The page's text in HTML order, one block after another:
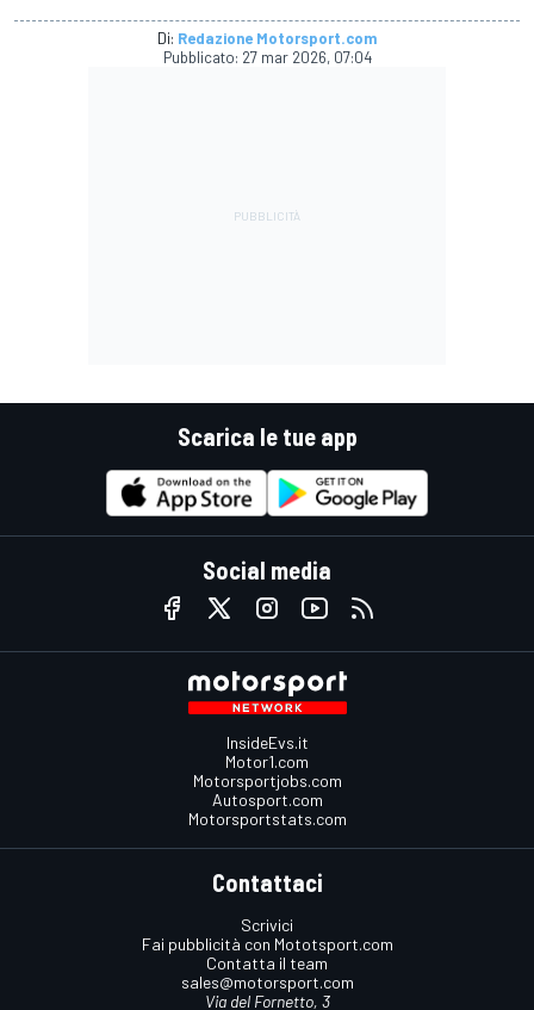
Di: Redazione Motorsport.com
Pubblicato: 27 mar 2026, 07:04
Scarica le tue app
Social media
InsideEvs.it
Motor1.com
Motorsportjobs.com
Autosport.com
Motorsportstats.com
Contattaci
Scrivici
Fai pubblicità con Mototsport.com
Contatta il team
sales@motorsport.com
Via del Fornetto, 3